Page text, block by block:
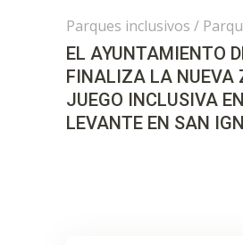
Parques inclusivos /
EL AYUNTAMIENTO
FINALIZA LA NUEVA
JUEGO INCLUSIVA
LEVANTE EN SAN